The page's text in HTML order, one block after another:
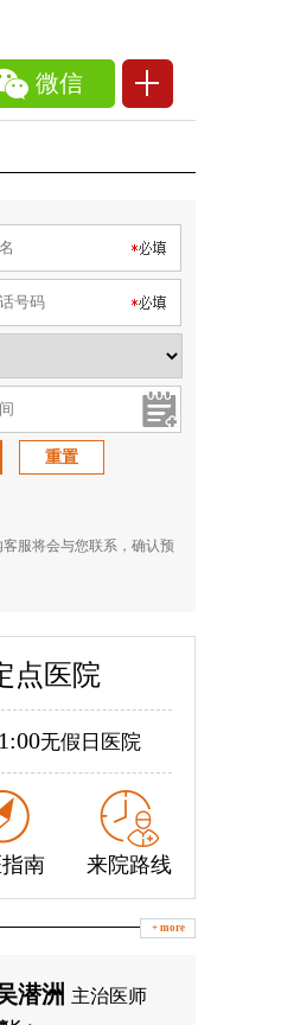
微信
服将会与您联系，确认预
点医院
无假日医院
南 来院路线
+ more
潜洲 主治医师